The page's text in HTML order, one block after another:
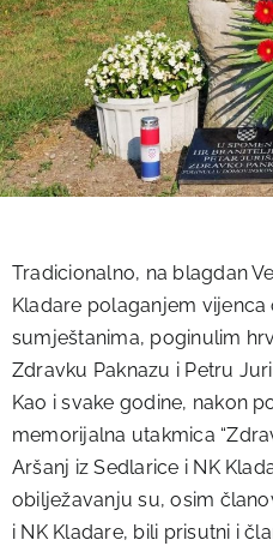
Tradicionalno, na blagdan
Kladare polaganjem
sumještanima, poginulim
Zdravku Paknazu i Petru
Kao i svake godine, nakon
memorijalna utakmica
Aršanj iz Sedlarice i NK
obilježavanju su, osim
i NK Kladare, bili prisutni i